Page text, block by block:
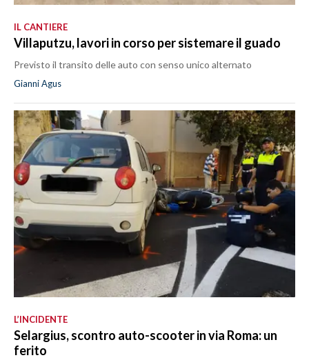
IL CANTIERE
Villaputzu, lavori in corso per sistemare il guado
Previsto il transito delle auto con senso unico alternato
Gianni Agus
L’INCIDENTE
Selargius, scontro auto-scooter in via Roma: un
ferito